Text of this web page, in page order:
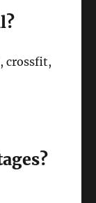
crossfit,